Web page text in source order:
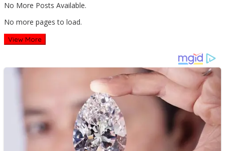
No More Posts Available.
No more pages to load.
View More